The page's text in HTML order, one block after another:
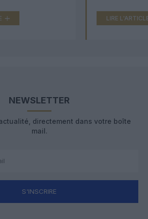
LIRE
NEWSLETTER
directement dans votre boîte
mail.
S'INSCRIRE